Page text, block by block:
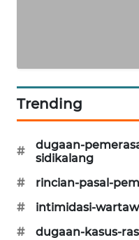
Trending
#
dugaan-
sidikalang
#
rincian-pasal-
#
intimidasi-
#
dugaan-kasus-
AKHLAK
ID
NEWS
SONYA
ASA